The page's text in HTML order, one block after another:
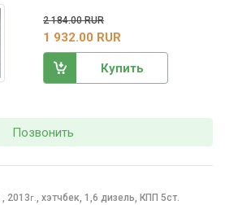
2 184.00 RUR
1 932.00 RUR
Купить
Позвонить
, 2013г., хэтчбек, 1,6 дизель, КПП 5ст.